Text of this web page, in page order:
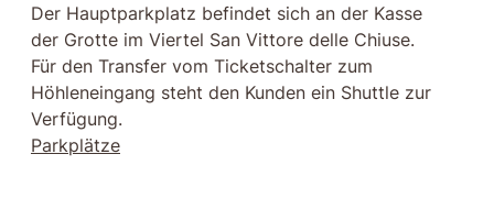
Der Hauptparkplatz befindet sich an der Kasse
der Grotte im Viertel San Vittore delle Chiuse.
Für den Transfer vom Ticketschalter zum
Höhleneingang steht den Kunden ein Shuttle zur
Verfügung.
Parkplätze